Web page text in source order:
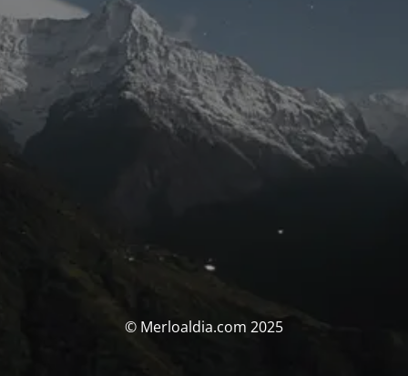
© Merloaldia.com 2025